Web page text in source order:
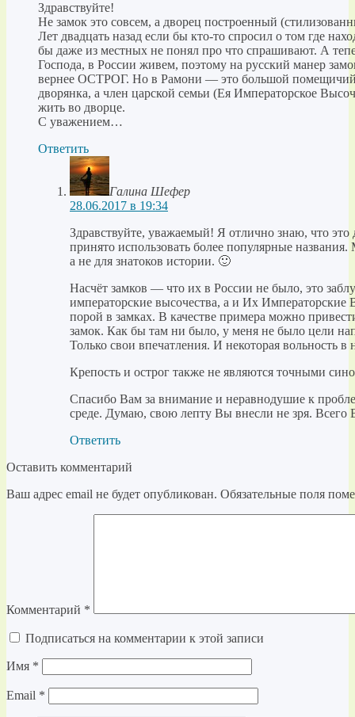
Здравствуйте!
Не замок это совсем, а дворец построенный
Лет двадцать назад если бы кто-то спросил о том где
бы даже из местных не понял про что спрашивают. А
Господа, в России живем, поэтому на русский манер
вернее ОСТРОГ. Но в Рамони — это большой помещичий
дворянка, а член царской семьи (Ея Императорское
жить во дворце.
С уважением…
Ответить
Галина Шефер
28.06.2017 в 19:34
Здравствуйте, уважаемый! Я отлично знаю, что это
принято использовать более популярные
а не для знатоков истории. 🙂
Насчёт замков — что их в России не было, это
императорские высочества, а и Их Императорские
порой в замках. В качестве примера можно
замок. Как бы там ни было, у меня не было цели
Только свои впечатления. И некоторая вольность в
Крепость и острог также не являются точными
Спасибо Вам за внимание и неравнодушие к
среде. Думаю, свою лепту Вы внесли не зря. Всего
Ответить
Оставить комментарий
Ваш адрес email не будет опубликован. Обязательные поля
Комментарий *
Подписаться на комментарии к этой записи
Имя *
Email *